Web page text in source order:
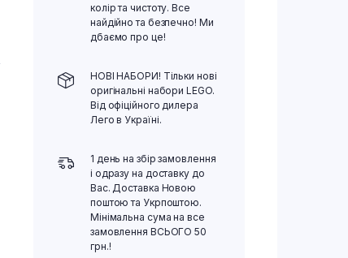
колір та чистоту. Все
найдійно та безпечно! Ми
дбаємо про це!
НОВІ НАБОРИ! Тільки нові
оригінальні набори LEGO.
Від офіційного дилера
Лего в Україні.
1 день на збір замовлення
і одразу на доставку до
Вас. Доставка Новою
поштою та Укрпоштою.
Мінімальна сума на все
замовлення ВСЬОГО 50
грн.!